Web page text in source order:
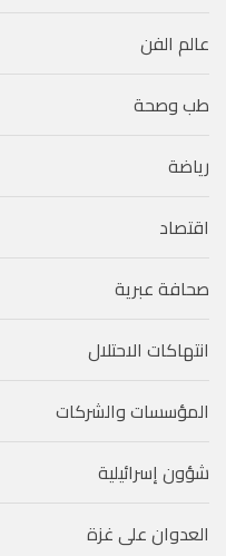
عالم الفن
طب وصحة
رياضة
اقتصاد
صحافة عبرية
انتهاكات الاحتلال
المؤسسات والشركات
شؤون إسرائيلية
العدوان على غزة